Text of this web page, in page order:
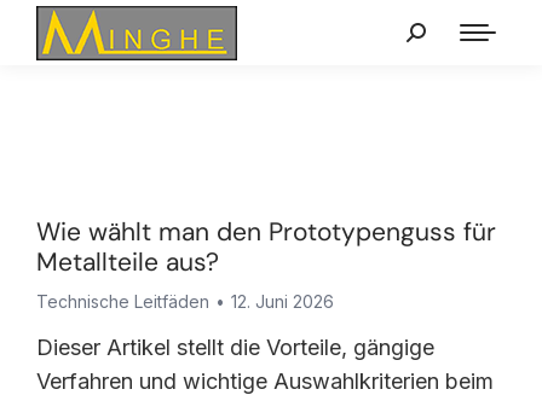
Wie wählt man den Prototypenguss für
Metallteile aus?
Technische Leitfäden 12. Juni 2026
Dieser Artikel stellt die Vorteile, gängige
Verfahren und wichtige Auswahlkriterien beim